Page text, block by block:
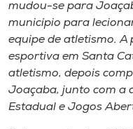
mudou-se para
município para
equipe de atletismo.
esportiva em Santa
atletismo, depois
Joaçaba, junto com a
Estadual e Jogos